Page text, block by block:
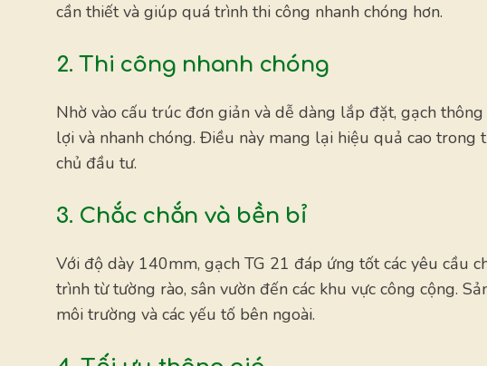
cần thiết và giúp quá trình thi công nhanh chóng hơn.
2. Thi công nhanh chóng
Nhờ vào cấu trúc đơn giản và dễ dàng lắp đặt, gạch
lợi và nhanh chóng. Điều này mang lại hiệu quả cao trong
chủ đầu tư.
3. Chắc chắn và bền bỉ
Với độ dày 140mm, gạch TG 21 đáp ứng tốt các yêu cầu
trình từ tường rào, sân vườn đến các khu vực công cộng.
môi trường và các yếu tố bên ngoài.